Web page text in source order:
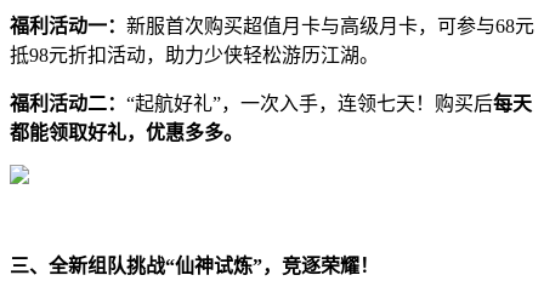
福利活动一： 新服首次购买超值月卡与高级月卡，可参与68元
抵98元折扣活动，助力少侠轻松游历江湖。
福利活动二： “起航好礼”，一次入手，连领七天！购买后每天
都能领取好礼，优惠多多。
三、全新组队挑战“仙神试炼”，竞逐荣耀！